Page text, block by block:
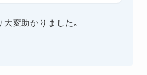
変助かりました｡